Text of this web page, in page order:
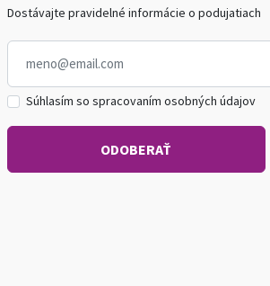
Dostávajte pravidelné informácie o podujatiach
Súhlasím so spracovaním osobných údajov